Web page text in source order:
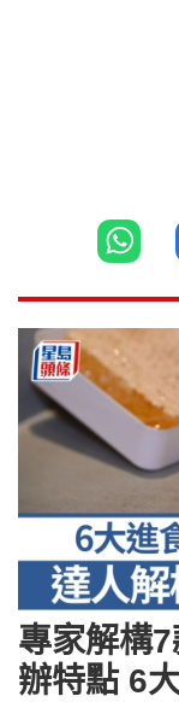
專家解構
辦特點 6